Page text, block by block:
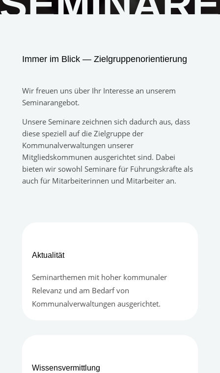
Immer im Blick — Zielgruppenorientierung
Wir freuen uns über Ihr Interesse an unserem
Seminarangebot.
Unsere Seminare zeichnen sich dadurch aus, dass
diese speziell auf die Zielgruppe der
Kommunalverwaltungen unserer
Mitgliedskommunen ausgerichtet sind. Dabei
bieten wir sowohl Seminare für Führungskräfte als
auch für Mitarbeiterinnen und Mitarbeiter an.
Aktualität
Seminarthemen mit hoher kommunaler
Relevanz und am Bedarf von
Kommunalverwaltungen ausgerichtet.
Wissensvermittlung